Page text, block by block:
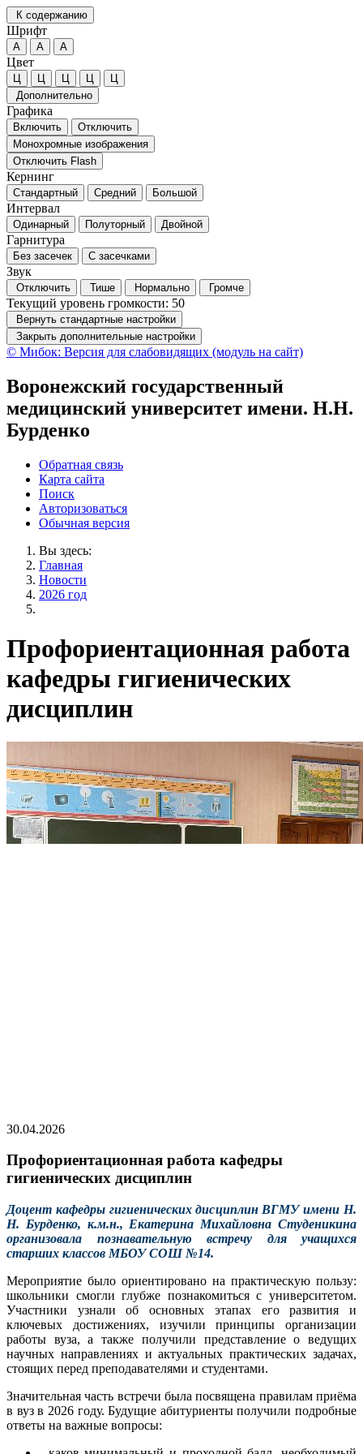
К содержанию
Шрифт
А А А
Цвет
Ц Ц Ц Ц
Ц
Дополнительно
Графика
Включить
Отключить
Монохромные изображения
Отключить Flash
Кернинг
Стандартный Средний Большой
Интервал
Одинарный Полуторный Двойной
Гарнитура
Без засечек С засечками
Звук
Отключить Тише Нормально Громче
Текущий уровень громкости: 50
Вернуть стандартные настройки
Закрыть дополнительные настройки
© Мибок: Версия для слабовидящих (модуль на сайт)
Воронежский государственный
медицинский университет имени. Н.Н.
Бурденко
Обратная связь
Карта сайта
Поиск
Авторизоваться
Обычная версия
Вы здесь:
Главная
Новости
2026 год
Профориентационная работа
кафедры гигиенических
дисциплин
30.04.2026
Профориентационная работа кафедры
гигиенических дисциплин
Доцент кафедры гигиенических дисциплин ВГМУ имени Н.
Н. Бурденко, к.м.н., Екатерина Михайловна Студеникина
организовала познавательную встречу для учащихся
старших классов МБОУ СОШ №14.
Мероприятие было ориентировано на практическую пользу:
школьники смогли глубже познакомиться с университетом.
Участники узнали об основных этапах его развития и
ключевых достижениях, изучили принципы организации
работы вуза, а также получили представление о ведущих
научных направлениях и актуальных практических задачах,
стоящих перед преподавателями и студентами.
Значительная часть встречи была посвящена правилам приёма
в вуз в 2026 году. Будущие абитуриенты получили подробные
ответы на важные вопросы: